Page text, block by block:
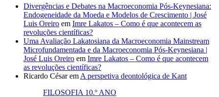
Divergências e Debates na Macroeconomia Pós-Keynesiana:
Endogeneidade da Moeda e Modelos de Crescimento | José
Luis Oreiro em Imre Lakatos – Como é que acontecem as
revoluções científicas?
Uma Avaliação Lakatosiana da Macroeconomia Mainstream
Microfundamentada e da Macroeconomia Pós-Keynesiana |
José Luis Oreiro em Imre Lakatos – Como é que acontecem
as revoluções científicas?
Ricardo Césarem A perspetiva deontológica de Kant
FILOSOFIA 10.º ANO